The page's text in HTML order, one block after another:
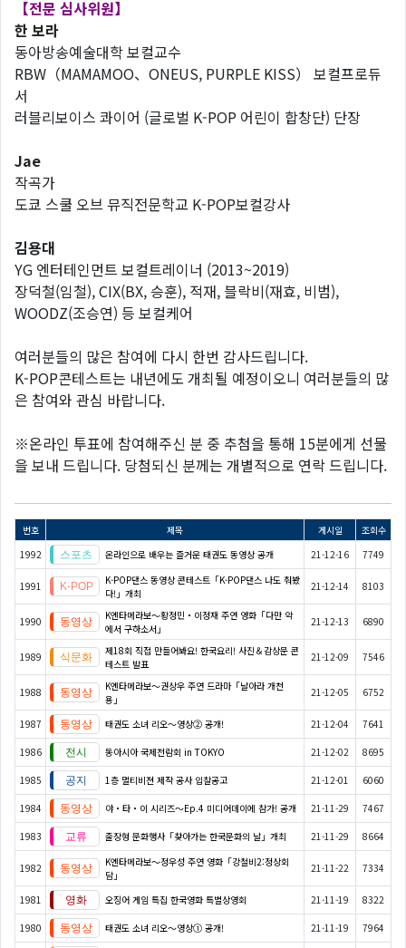
【전문 심사위원】
한 보라
동아방송예술대학 보컬교수
RBW（MAMAMOO、ONEUS, PURPLE KISS） 보컬프로듀
서
러블리보이스 콰이어 (글로벌 K-POP 어린이 합창단) 단장
Jae
작곡가
도쿄 스쿨 오브 뮤직전문학교 K-POP보컬강사
김용대
YG 엔터테인먼트 보컬트레이너 (2013~2019)
장덕철(임철), CIX(BX, 승훈), 적재, 블락비(재효, 비범),
WOODZ(조승연) 등 보컬케어
여러분들의 많은 참여에 다시 한번 감사드립니다.
K-POP콘테스트는 내년에도 개최될 예정이오니 여러분들의 많
은 참여와 관심 바랍니다.
※온라인 투표에 참여해주신 분 중 추첨을 통해 15분에게 선물
을 보내 드립니다. 당첨되신 분께는 개별적으로 연락 드립니다.
번호 제목 게시일
조회수
1992
온라인으로 배우는 즐거운 태권도 동영상 공개 21-12-16 7749
1991
K-POP댄스 동영상 콘테스트「K-POP댄스 나도 춰봤
다!」개최
21-12-14 8103
1990
K엔타메라보～황정민・이정재 주연 영화「다만 악
에서 구하소서」
21-12-13 6890
1989
제18회 직접 만들어봐요! 한국요리! 사진＆감상문 콘
테스트 발표
21-12-09 7546
1988
K엔타메라보～권상우 주연 드라마「날아라 개천
용」
21-12-05 6752
1987 태권도 소녀 리오～영상② 공개! 21-12-04 7641
1986 동아시아 국제전람회 in TOKYO 21-12-02 8695
1985 1층 멀티비젼 제작 공사 입찰공고 21-12-01 6060
1984 야・타・이 시리즈〜Ep.4 미디어데이에 참가! 공개 21-11-29 7467
1983 출장형 문화행사「찾아가는 한국문화의 날」개최 21-11-29 8664
1982
K엔타메라보～정우성 주연 영화「강철비2:정상회
담」
21-11-22 7334
1981 오징어 게임 특집 한국영화 특별상영회 21-11-19 8322
1980 태권도 소녀 리오～영상① 공개! 21-11-19 7964